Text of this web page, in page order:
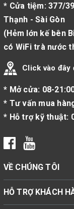
* Cửa tiệm: 377/
Thạnh - Sài Gòn
(Hẻm lớn kế bên
có WiFi trà nước
Click vào đây
* Mở cửa: 08-
* Tư vấn mua
* Hỗ trợ kỹ thuật:
VỀ CHÚNG TÔI
HỖ TRỢ KHÁCH